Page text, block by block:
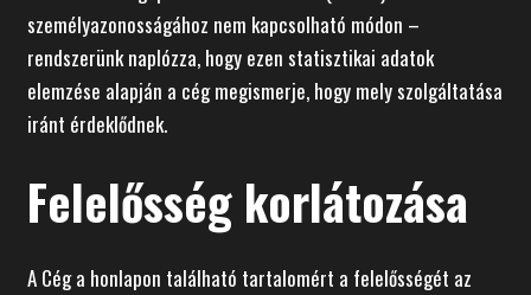
személyazonosságához nem kapcsolható módon –
rendszerünk naplózza, hogy ezen statisztikai adatok
elemzése alapján a cég megismerje, hogy mely szolgáltatása
iránt érdeklődnek.
Felelősség korlátozása
A Cég a honlapon található tartalomért a felelősségét az